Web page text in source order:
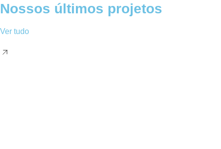
Nossos últimos projetos
Ver tudo